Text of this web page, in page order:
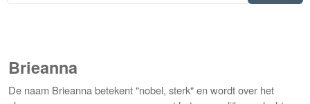
Brieanna
De naam Brieanna betekent "nobel, sterk" en wordt over het